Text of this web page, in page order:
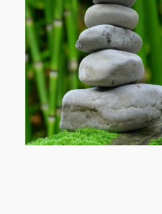
Explorer ce qui se passe en
moi